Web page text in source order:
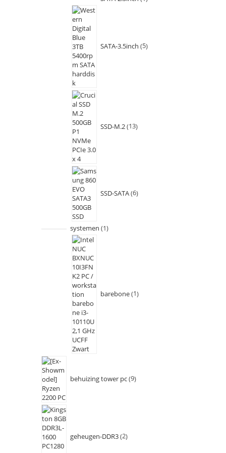
SATA-3.5inch 5
SSD-M.2 13
SSD-SATA 6
systemen 1
barebone 1
behuizing tower pc 9
geheugen-DDR3 2